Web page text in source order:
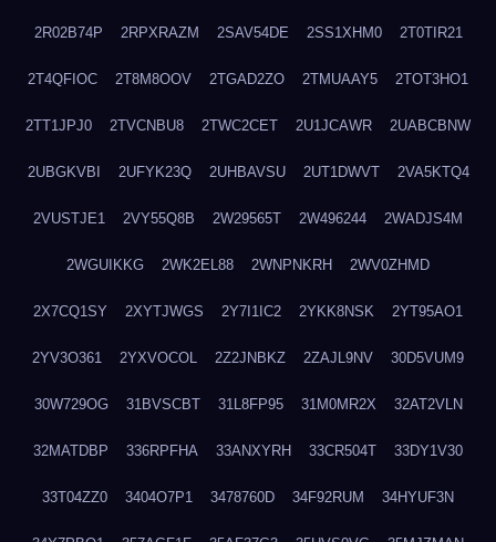
2R02B74P 2RPXRAZM 2SAV54DE 2SS1XHM0 2T0TIR21
2T4QFIOC 2T8M8OOV 2TGAD2ZO 2TMUAAY5 2TOT3HO1
2TT1JPJ0 2TVCNBU8 2TWC2CET 2U1JCAWR 2UABCBNW
2UBGKVBI 2UFYK23Q 2UHBAVSU 2UT1DWVT 2VA5KTQ4
2VUSTJE1 2VY55Q8B 2W29565T 2W496244 2WADJS4M
2WGUIKKG 2WK2EL88 2WNPNKRH 2WV0ZHMD
2X7CQ1SY 2XYTJWGS 2Y7I1IC2 2YKK8NSK 2YT95AO1
2YV3O361 2YXVOCOL 2Z2JNBKZ 2ZAJL9NV 30D5VUM9
30W729OG 31BVSCBT 31L8FP95 31M0MR2X 32AT2VLN
32MATDBP 336RPFHA 33ANXYRH 33CR504T 33DY1V30
33T04ZZ0 3404O7P1 3478760D 34F92RUM 34HYUF3N